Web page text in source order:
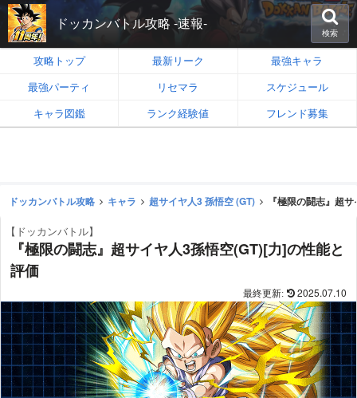
ドッカンバトル攻略 -速報-
検索
攻略トップ 最新リーク
最強キャラ
最強パーティ
リセマラ
スケジュール
キャラ図鑑
ランク経験値 フレンド募集
ドッカンバトル攻略 キャラ 超サイヤ人3 孫悟空 (GT) 『極限の闘志』超
【ドッカンバトル】
『極限の闘志』超サイヤ人3孫悟空(GT)[力]の性能と
評価
2025.07.10